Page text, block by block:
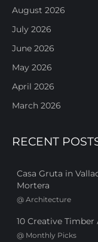
August 2026
July 2026
June 2026
May 2026
April 2026
March 2026
RECENT
Casa Gruta in
Mortera
@ Architecture
10 Creative
@ Monthly Picks